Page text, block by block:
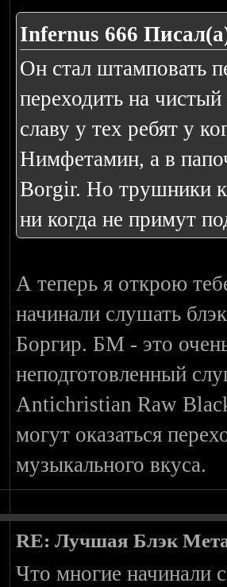
Infernus 666
Он стал штамповать
переходить на
славу у тех ребят у
Нимфетамин, а в
Borgir. Но трушники
ни когда не примут
А теперь я открою
начинали слушать
Боргир. БМ - это
неподготовленный
Antichristian Raw
могут оказаться
музыкального вкуса.
RE: Лучшая Блэк
Что многие начинали